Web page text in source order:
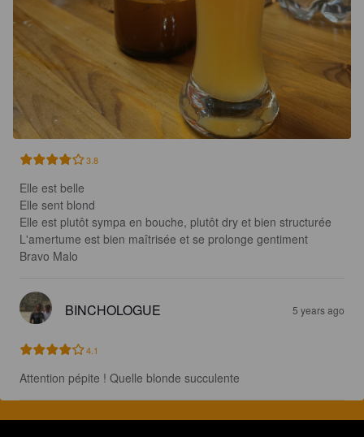
3.8
Elle est belle
Elle sent blond
Elle est plutôt sympa en bouche, plutôt dry et bien structurée
L'amertume est bien maîtrisée et se prolonge gentiment
Bravo Malo
BINCHOLOGUE 5 years ago
4.1
Attention pépite ! Quelle blonde succulente